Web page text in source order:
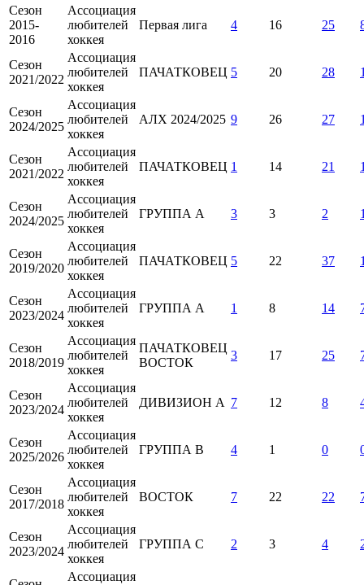
Сезон
2015-
2016
Ассоциация
любителей
хоккея
Первая лига 4 16 25
Сезон
2021/2022
Ассоциация
любителей
хоккея
ПАЧАТКОВЕЦ 5 20 28
Сезон
2024/2025
Ассоциация
любителей
хоккея
АЛХ 2024/2025 9 26 27
Сезон
2021/2022
Ассоциация
любителей
хоккея
ПАЧАТКОВЕЦ 1 14 21
Сезон
2024/2025
Ассоциация
любителей
хоккея
ГРУППА А 3 3 2
Сезон
2019/2020
Ассоциация
любителей
хоккея
ПАЧАТКОВЕЦ 5 22 37
Сезон
2023/2024
Ассоциация
любителей
хоккея
ГРУППА А 1 8 14
Сезон
2018/2019
Ассоциация
любителей
хоккея
ПАЧАТКОВЕЦ
ВОСТОК
3 17 25
Сезон
2023/2024
Ассоциация
любителей
хоккея
ДИВИЗИОН А 7 12 8
Сезон
2025/2026
Ассоциация
любителей
хоккея
ГРУППА B 4 1 0
Сезон
2017/2018
Ассоциация
любителей
хоккея
ВОСТОК 7 22 22
Сезон
2023/2024
Ассоциация
любителей
хоккея
ГРУППА С 2 3 4
Ассоциация